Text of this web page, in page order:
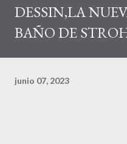
DESSIN,LA
BAÑO DE
junio 07, 2023